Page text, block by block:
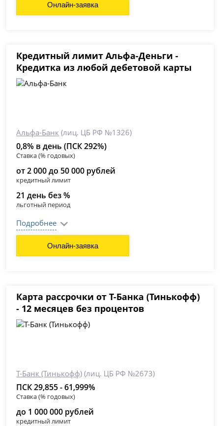
Онлайн-заявка
Кредитный лимит Альфа-Деньги -
Кредитка из любой дебетовой карты
Альфа-Банк (лиц. ЦБ РФ №1326)
0,8% в день (ПСК 292%)
Ставка (% годовых)
от 2 000 до 50 000 рублей
кредитный лимит
21 день без %
льготный период
Подробнее
Онлайн-заявка
Карта рассрочки от Т-Банка (Тинькофф)
- 12 месяцев без процентов
Т-Банк (Тинькофф) (лиц. ЦБ РФ №2673)
ПСК 29,855 - 61,999%
Ставка (% годовых)
до 1 000 000 рублей
кредитный лимит